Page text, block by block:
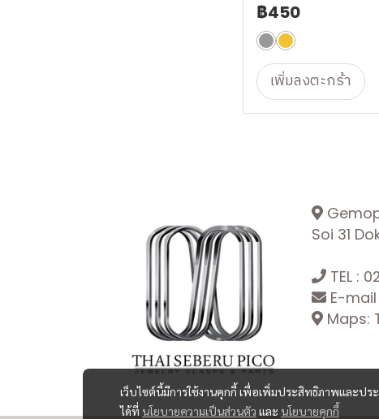
฿450
เพิ่มลงตะกร้า
เว็บไซต์นี้มีการใช้งานคุกกี้ เพื่อเพิ่มประสิทธิภาพและปร
ได้ที่ นโยบายความเป็นส่วนตัว และ นโยบายคุกกี้
Soi 31
TEL :
E-
Maps: